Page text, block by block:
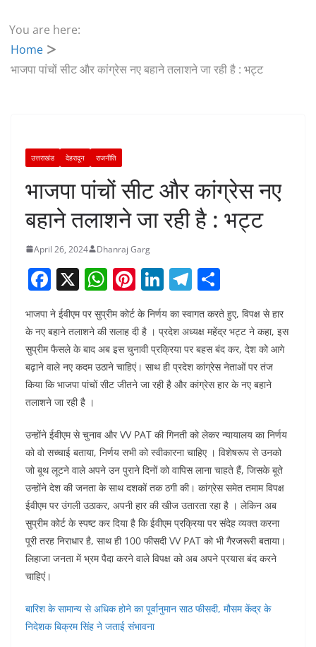
You are here:
Home
भाजपा पांचों सीट और कांग्रेस नए बहाने तलाशने जा रही है : भट्ट
उत्तराखंड देहरादून राजनीति
भाजपा पांचों सीट और कांग्रेस नए
बहाने तलाशने जा रही है : भट्ट
April 26, 2024 Dhanraj Garg
F
a
c
e
b
o
o
k
X W
h
at
s
A
p
Pi
nt
er
e
st
Li
n
k
e
dI
n
T
el
e
gr
a
m
h
ar
e
भाजपा ने ईवीएम पर सुप्रीम कोर्ट के निर्णय का स्वागत करते हुए, विपक्ष से हार
के नए बहाने तलाशने की सलाह दी है । प्रदेश अध्यक्ष महेंद्र भट्ट ने कहा, इस
सुप्रीम फैसले के बाद अब इस चुनावी प्रक्रिया पर बहस बंद कर, देश को आगे
बढ़ाने वाले नए कदम उठाने चाहिएं। साथ ही प्रदेश कांग्रेस नेताओं पर तंज
किया कि भाजपा पांचों सीट जीतने जा रही है और कांग्रेस हार के नए बहाने
तलाशने जा रही है ।
उन्होंने ईवीएम से चुनाव और VV PAT की गिनती को लेकर न्यायालय का निर्णय
को वो सच्चाई बताया, निर्णय सभी को स्वीकारना चाहिए । विशेषरूप से उनको
जो बूथ लूटने वाले अपने उन पुराने दिनों को वापिस लाना चाहते हैं, जिसके बूते
उन्होंने देश की जनता के साथ दशकों तक ठगी की। कांग्रेस समेत तमाम विपक्ष
ईवीएम पर उंगली उठाकर, अपनी हार की खीज उतारता रहा है । लेकिन अब
सुप्रीम कोर्ट के स्पष्ट कर दिया है कि ईवीएम प्रक्रिया पर संदेह व्यक्त करना
पूरी तरह निराधार है, साथ ही 100 फीसदी VV PAT को भी गैरजरूरी बताया।
लिहाजा जनता में भ्रम पैदा करने वाले विपक्ष को अब अपने प्रयास बंद करने
चाहिएं।
बारिश के सामान्य से अधिक होने का पूर्वानुमान साठ फीसदी, मौसम केंद्र के
निदेशक बिक्रम सिंह ने जताई संभावना